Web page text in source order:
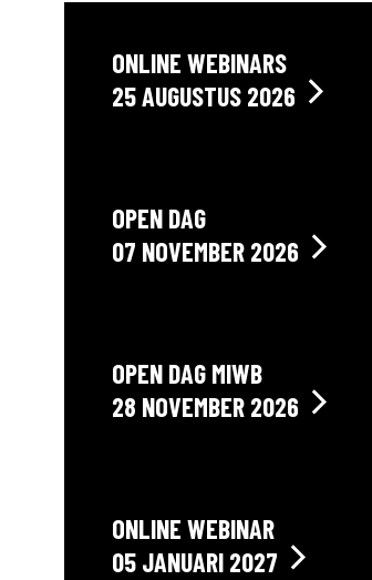
ONLINE WEBINARS
25 AUGUSTUS 2026
OPEN DAG
07 NOVEMBER 2026
OPEN DAG MIWB
28 NOVEMBER 2026
ONLINE WEBINAR
05 JANUARI 2027